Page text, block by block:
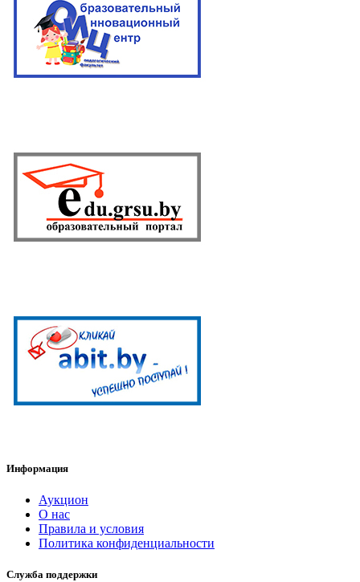
Информация
Аукцион
О нас
Правила и условия
Политика конфиденциальности
Служба поддержки